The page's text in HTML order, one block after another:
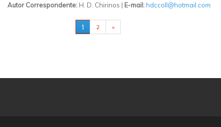
Autor Correspondente: H. D. Chirinos | E-mail:hdccoll@hotmail.com
1 2 »